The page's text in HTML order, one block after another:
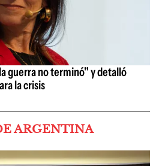
guerra no terminó" y detalló
la crisis
ARGENTINA